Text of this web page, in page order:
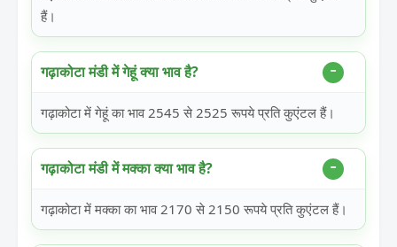
हैं।
गढ़ाकोटा मंडी में गेहूं क्या भाव है?
गढ़ाकोटा में गेहूं का भाव 2545 से 2525 रूपये प्रति कुएंटल हैं।
गढ़ाकोटा मंडी में मक्का क्या भाव है?
गढ़ाकोटा में मक्का का भाव 2170 से 2150 रूपये प्रति कुएंटल हैं।